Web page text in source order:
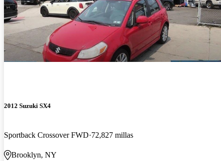
2012 Suzuki SX4
Sportback Crossover FWD 72,827 millas
Brooklyn, NY